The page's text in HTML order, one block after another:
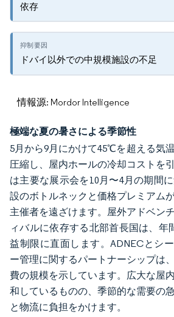
依存
ドバイ以外での中規模施設の不足
情報源: Mordor Intelligence
極端な夏の暑さによる季節性
5月から9月にかけて45℃を超える気
圧縮し、屋内ホールの冷却コストを
は主要な展示会を10月〜4月の期間
設のボトルネックと価格プレミアム
主催者を遠ざけます。屋外アドベン
ィバルに依存する北部首長国は、年
益制限に直面します。ADNECとシ
ー管理に関するパートナーシップは
費の規模を示しています。広大な屋
和しているものの、季節的な需要の
と物流に負担をかけます。